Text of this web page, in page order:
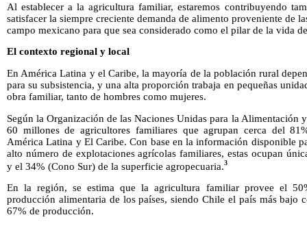
Al establecer a la agricultura familiar, estaremos contribuyendo
satisfacer la siempre creciente demanda de alimento proveniente de
campo mexicano para que sea considerado como el pilar de la vida
El contexto regional y local
En América Latina y el Caribe, la mayoría de la población rural
para su subsistencia, y una alta proporción trabaja en pequeñas
obra familiar, tanto de hombres como mujeres.
Según la Organización de las Naciones Unidas para la Alimentación
60 millones de agricultores familiares que agrupan cerca del
América Latina y El Caribe. Con base en la información disponible
alto número de explotaciones agrícolas familiares, estas ocupan
y el 34% (Cono Sur) de la superficie agropecuaria.3
En la región, se estima que la agricultura familiar provee el
producción alimentaria de los países, siendo Chile el país más bajo
67% de producción.